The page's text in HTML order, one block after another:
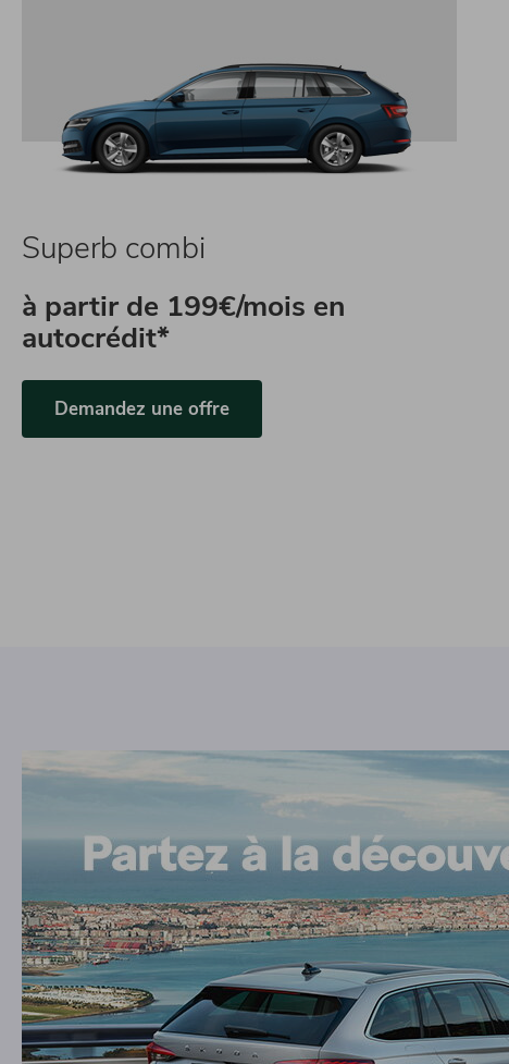
Superb combi
à partir de 199€/mois en
autocrédit*
Demandez une offre